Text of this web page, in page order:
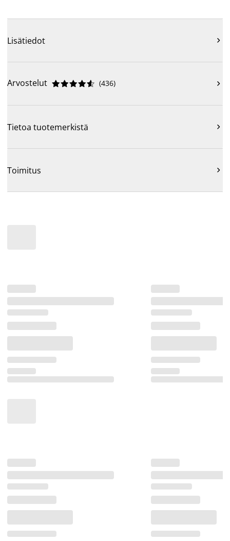
Lisätiedot 
Arvostelut 




 (436) 
Tietoa tuotemerkistä 
Toimitus 